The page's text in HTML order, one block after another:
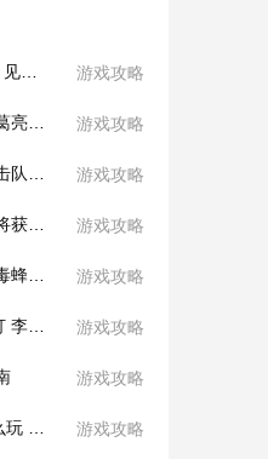
游戏攻略
游戏攻略
游戏攻略
游戏攻略
游戏攻略
游戏攻略
游戏攻略
游戏攻略